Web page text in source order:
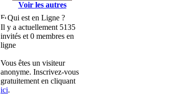
Voir les autres
Qui est en Ligne ?
Il y a actuellement 5135
invités et 0 membres en
ligne
Vous êtes un visiteur
anonyme. Inscrivez-vous
gratuitement en cliquant
ici.